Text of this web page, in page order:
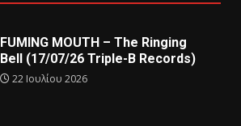
FUMING MOUTH – The Ringing
Bell (17/07/26 Triple-B Records)
22 Ιουλίου 2026